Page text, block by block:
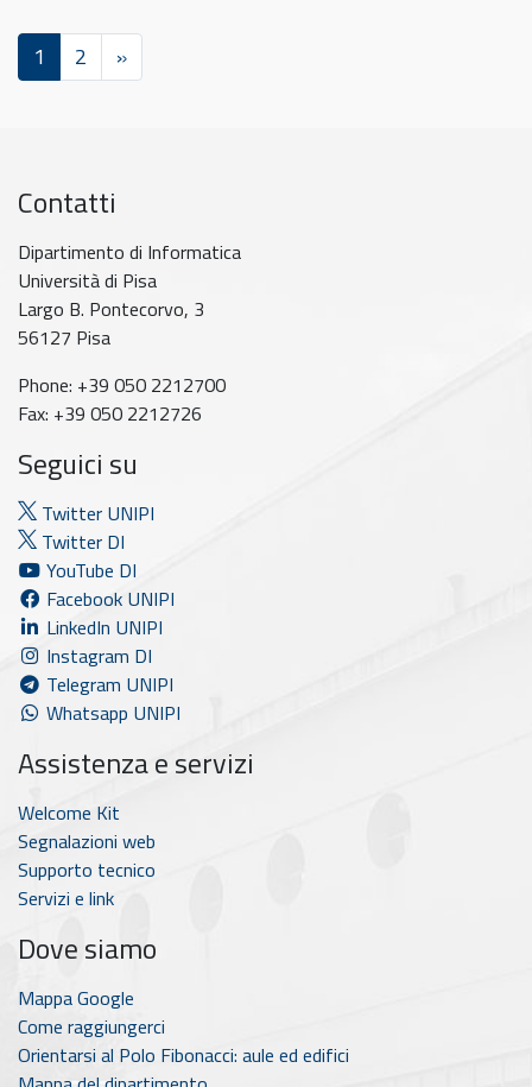
1 2 »
Contatti
Dipartimento di Informatica
Università di Pisa
Largo B. Pontecorvo, 3
56127 Pisa
Phone: +39 050 2212700
Fax: +39 050 2212726
Seguici su
Twitter UNIPI
Twitter DI
YouTube DI
Facebook UNIPI
LinkedIn UNIPI
Instagram DI
Telegram UNIPI
Whatsapp UNIPI
Assistenza e servizi
Welcome Kit
Segnalazioni web
Supporto tecnico
Servizi e link
Dove siamo
Mappa Google
Come raggiungerci
Orientarsi al Polo Fibonacci: aule ed edifici